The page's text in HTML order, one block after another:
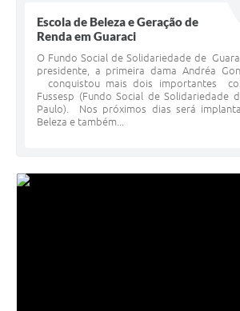
Escola de Beleza e Geração de
Renda em Guaraci
O Fundo Social de Solidariedade de
presidente, a primeira dama Andréa
conquistou mais dois importantes
Fussesp (Fundo Social de Solidariedade
Paulo). Nos próximos dias será
Beleza e também...